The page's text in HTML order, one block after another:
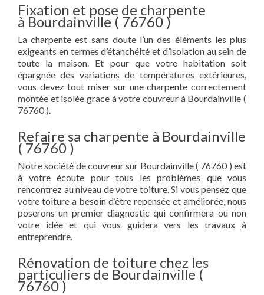
Fixation et pose de charpente
à Bourdainville ( 76760 )
La charpente est sans doute l’un des éléments les plus
exigeants en termes d’étanchéité et d’isolation au sein de
toute la maison. Et pour que votre habitation soit
épargnée des variations de températures extérieures,
vous devez tout miser sur une charpente correctement
montée et isolée grace à votre couvreur à Bourdainville (
76760 ).
Refaire sa charpente à Bourdainville
( 76760 )
Notre société de couvreur sur Bourdainville ( 76760 ) est
à votre écoute pour tous les problèmes que vous
rencontrez au niveau de votre toiture. Si vous pensez que
votre toiture a besoin d’être repensée et améliorée, nous
poserons un premier diagnostic qui confirmera ou non
votre idée et qui vous guidera vers les travaux à
entreprendre.
Rénovation de toiture chez les
particuliers de Bourdainville (
76760 )